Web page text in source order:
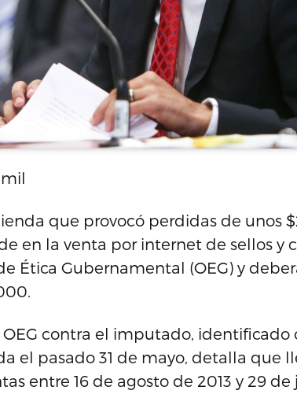
que provocó perdidas de unos
en la venta por internet de sellos y
Ética Gubernamental (OEG) y
contra el imputado, identificado
el pasado 31 de mayo, detalla que
entre 16 de agosto de 2013 y 29 de